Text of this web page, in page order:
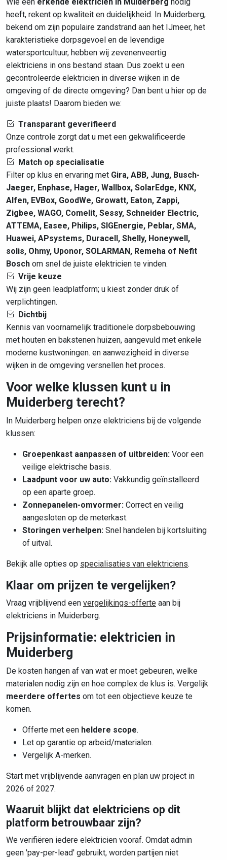
heeft, rekent op kwaliteit en duidelijkheid. In Muiderberg,
bekend om zijn populaire zandstrand aan het IJmeer, het
karakteristieke dorpsgevoel en de levendige
watersportcultuur, hebben wij zevenenveertig
elektriciens in ons bestand staan. Dus zoekt u een
gecontroleerde elektricien in diverse wijken in de
omgeving of de directe omgeving? Dan bent u hier op de
juiste plaats! Daarom bieden we:
Transparant geverifieerd
Onze controle zorgt dat u met een gekwalificeerde
professional werkt.
Match op specialisatie
Filter op klus en ervaring met Gira, ABB, Jung, Busch-
Jaeger, Enphase, Hager, Wallbox, SolarEdge, KNX,
Alfen, EVBox, GoodWe, Growatt, Eaton, Zappi,
Zigbee, WAGO, Comelit, Sessy, Schneider Electric,
ATTEMA, Easee, Philips, SIGEnergie, Peblar, SMA,
Huawei, APsystems, Duracell, Shelly, Honeywell,
solis, Ohmy, Uponor, SOLARMAN, Remeha of Nefit
Bosch om snel de juiste elektricien te vinden.
Vrije keuze
Wij zijn geen leadplatform; u kiest zonder druk of
verplichtingen.
Dichtbij
Kennis van voornamelijk traditionele dorpsbebouwing
met houten en bakstenen huizen, aangevuld met enkele
moderne kustwoningen. en aanwezigheid in diverse
wijken in de omgeving versnellen het proces.
Voor welke klussen kunt u in
Muiderberg terecht?
In Muiderberg helpen onze elektriciens bij de volgende
klussen:
Groepenkast aanpassen of uitbreiden: Voor een
veilige elektrische basis.
Laadpunt voor uw auto: Vakkundig geïnstalleerd
op een aparte groep.
Zonnepanelen-omvormer: Correct en veilig
aangesloten op de meterkast.
Storingen verhelpen: Snel handelen bij kortsluiting
of uitval.
Bekijk alle opties op specialisaties van elektriciens.
Klaar om prijzen te vergelijken?
Vraag vrijblijvend een vergelijkings-offerte aan bij
elektriciens in Muiderberg.
Prijsinformatie: elektricien in
Muiderberg
De kosten hangen af van wat er moet gebeuren, welke
materialen nodig zijn en hoe complex de klus is. Vergelijk
meerdere offertes om tot een objectieve keuze te
komen.
Offerte met een heldere scope.
Let op garantie op arbeid/materialen.
Vergelijk A-merken.
Start met vrijblijvende aanvragen en plan uw project in
2026 of 2027.
Waaruit blijkt dat elektriciens op dit
platform betrouwbaar zijn?
We verifiëren iedere elektricien vooraf. Omdat admin
geen 'pay-per-lead' gebruikt, worden partijen niet